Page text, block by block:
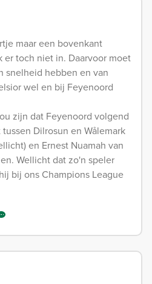
maar een bovenkant
toch niet in. Daarvoor moet
snelheid hebben en van
wel en bij Feyenoord
zijn dat Feyenoord volgend
Dilrosun en Wålemark
en Ernest Nuamah van
Wellicht dat zo'n speler
bij ons Champions League